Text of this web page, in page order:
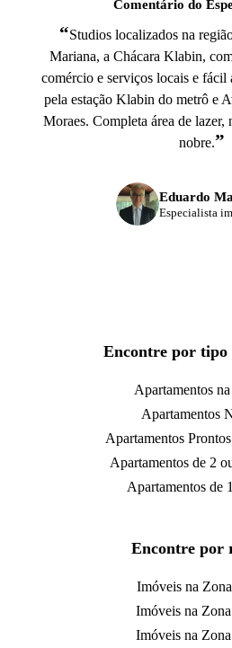
Comentário do
“Studios localizados na
Mariana, a Chácara Klabin,
comércio e serviços locais e fácil
pela estação Klabin do metrô e
Moraes. Completa área de
nobre.”
Eduardo
Especialista
Encontre por tipo
Apartamentos
Apartamentos
Apartamentos
Apartamentos de 2
Apartamentos de
Encontre por
Imóveis na
Imóveis na
Imóveis na